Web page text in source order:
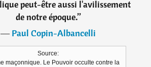
peut-être aussi l'avilissement
de notre époque.”
―Paul Copin-Albancelli
Source:
maçonnique. Le Pouvoir occulte contre la